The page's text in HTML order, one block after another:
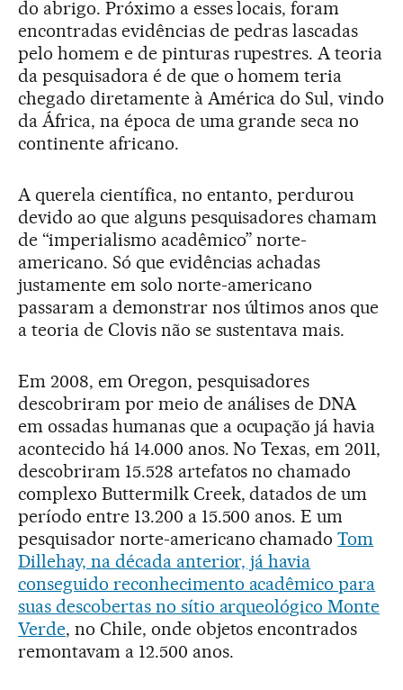
do abrigo. Próximo a esses locais, foram
encontradas evidências de pedras lascadas
pelo homem e de pinturas rupestres. A teoria
da pesquisadora é de que o homem teria
chegado diretamente à América do Sul, vindo
da África, na época de uma grande seca no
continente africano.
A querela científica, no entanto, perdurou
devido ao que alguns pesquisadores chamam
de “imperialismo acadêmico” norte-
americano. Só que evidências achadas
justamente em solo norte-americano
passaram a demonstrar nos últimos anos que
a teoria de Clovis não se sustentava mais.
Em 2008, em Oregon, pesquisadores
descobriram por meio de análises de DNA
em ossadas humanas que a ocupação já havia
acontecido há 14.000 anos. No Texas, em 2011,
descobriram 15.528 artefatos no chamado
complexo Buttermilk Creek, datados de um
período entre 13.200 a 15.500 anos. E um
pesquisador norte-americano chamadoTom
Dillehay, na década anterior, já havia
conseguido reconhecimento acadêmico para
suas descobertas no sítio arqueológico Monte
Verde, no Chile, onde objetos encontrados
remontavam a 12.500 anos.